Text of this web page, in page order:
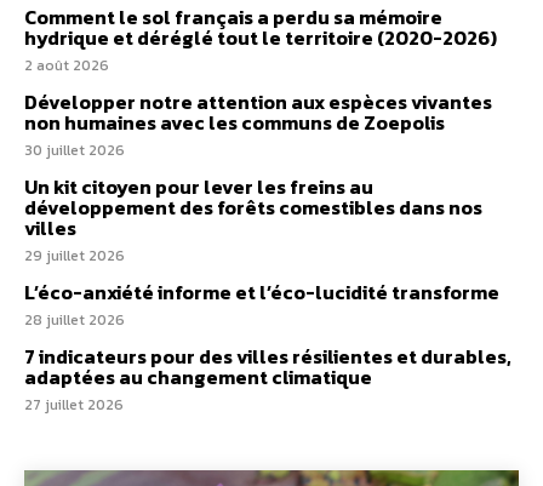
Comment le sol français a perdu sa mémoire
hydrique et déréglé tout le territoire (2020-2026)
2 août 2026
Développer notre attention aux espèces vivantes
non humaines avec les communs de Zoepolis
30 juillet 2026
Un kit citoyen pour lever les freins au
développement des forêts comestibles dans nos
villes
29 juillet 2026
L’éco-anxiété informe et l’éco-lucidité transforme
28 juillet 2026
7 indicateurs pour des villes résilientes et durables,
adaptées au changement climatique
27 juillet 2026